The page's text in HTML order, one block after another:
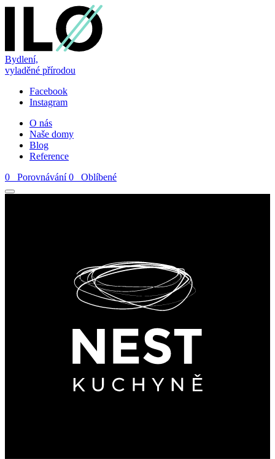
Bydlení,
vyladěné přírodou
Facebook
Instagram
O nás
Naše domy
Blog
Reference
0
Porovnávání 0 Oblíbené